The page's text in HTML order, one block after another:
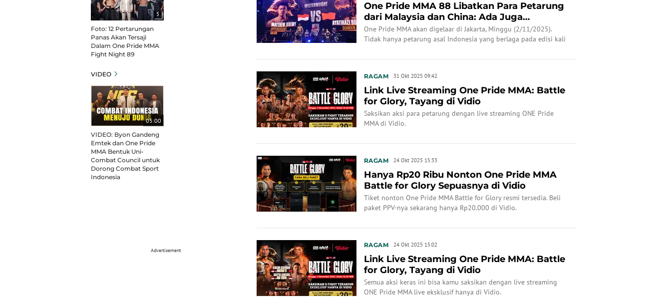
5
Foto: 12 Pertarungan
Panas Akan Tersaji
Dalam One Pride MMA
Fight Night 89
VIDEO
05:00
VIDEO: Byon Gandeng
Emtek dan One Pride
MMA Bentuk Uni-
Combat Council untuk
Dorong Combat Sport
Indonesia
Advertisement
One Pride MMA 88 Libatkan Para Petarung
dari Malaysia dan China: Ada Juga
Beasiswa Menuju ...
One Pride MMA akan digelaar di Jakarta, Minggu (2/11/2025).
Tidak hanya petarung asal Indonesia yang berlaga pada edisi kali
RAGAM 31 Okt 2025 09:42
Link Live Streaming One Pride MMA: Battle
for Glory, Tayang di Vidio
Saksikan aksi para petarung dengan live streaming ONE Pride
MMA di Vidio.
RAGAM 24 Okt 2025 15:33
Hanya Rp20 Ribu Nonton One Pride MMA
Battle for Glory Sepuasnya di Vidio
Tiket nonton One Pride MMA Battle for Glory resmi tersedia. Beli
paket PPV-nya sekarang hanya Rp20.000 di Vidio.
RAGAM 24 Okt 2025 15:02
Link Live Streaming One Pride MMA: Battle
for Glory, Tayang di Vidio
Semua aksi keras ini bisa kamu saksikan dengan live streaming
ONE Pride MMA live eksklusif hanya di Vidio.